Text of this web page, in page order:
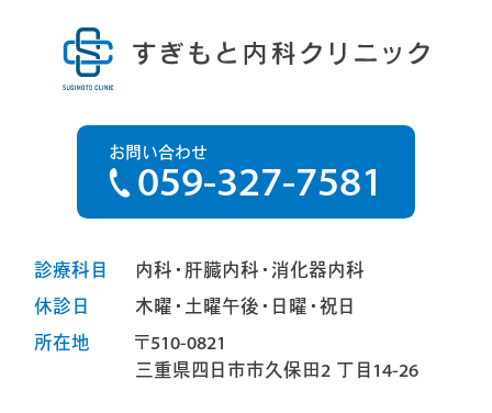
お問い合わせ
059-327-7581
診療科目
内科・肝臓内科・消化器内科
休診日
木曜・土曜午後・日曜・祝日
所在地
〒510-0821
三重県四日市市久保田2 丁目14-26